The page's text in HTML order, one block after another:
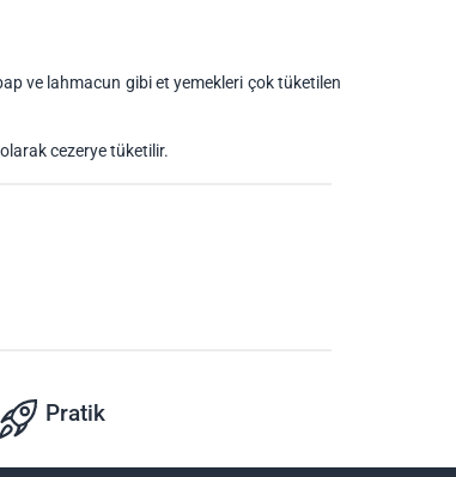
ve lahmacun gibi et yemekleri çok tüketilen
cezerye tüketilir.
Pratik